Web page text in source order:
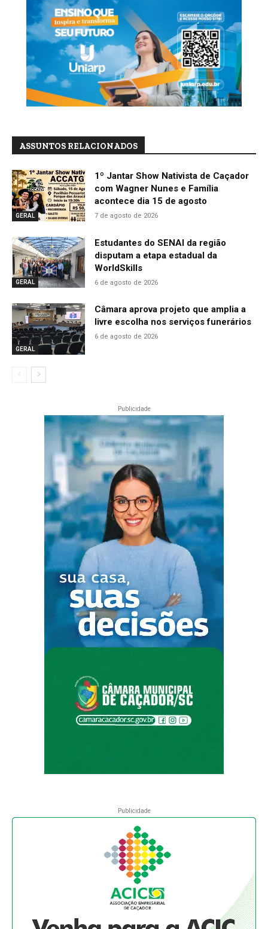
ASSUNTOS RELACIONADOS
GERAL
1º Jantar Show Nativista de Caçador
com Wagner Nunes e Família
acontece dia 15 de agosto
7 de agosto de 2026
GERAL
Estudantes do SENAI da região
disputam a etapa estadual da
WorldSkills
6 de agosto de 2026
GERAL
Câmara aprova projeto que amplia a
livre escolha nos serviços funerários
6 de agosto de 2026
Publicidade
Publicidade